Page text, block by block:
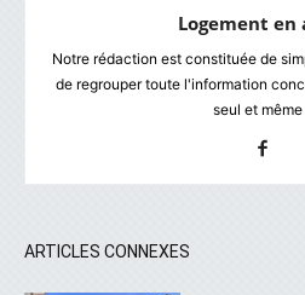
Logement en
Notre rédaction est constituée de
de regrouper toute l'information
seul et
ARTICLES CONNEXES